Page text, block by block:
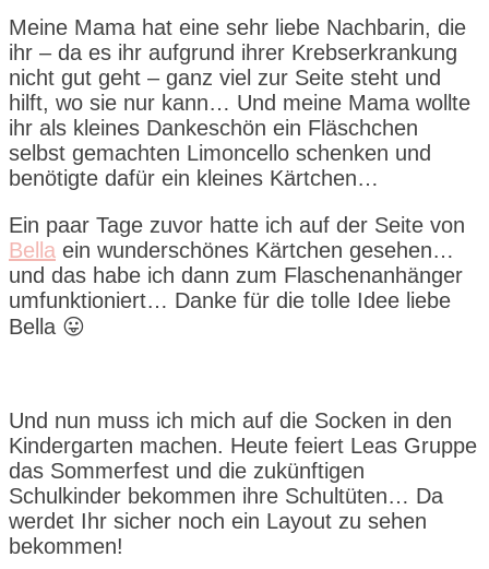
Meine Mama hat eine sehr liebe Nachbarin, die
ihr – da es ihr aufgrund ihrer Krebserkrankung
nicht gut geht – ganz viel zur Seite steht und
hilft, wo sie nur kann… Und meine Mama wollte
ihr als kleines Dankeschön ein Fläschchen
selbst gemachten Limoncello schenken und
benötigte dafür ein kleines Kärtchen…
Ein paar Tage zuvor hatte ich auf der Seite von
Bella ein wunderschönes Kärtchen gesehen…
und das habe ich dann zum Flaschenanhänger
umfunktioniert… Danke für die tolle Idee liebe
Bella 😛
Und nun muss ich mich auf die Socken in den
Kindergarten machen. Heute feiert Leas Gruppe
das Sommerfest und die zukünftigen
Schulkinder bekommen ihre Schultüten… Da
werdet Ihr sicher noch ein Layout zu sehen
bekommen!